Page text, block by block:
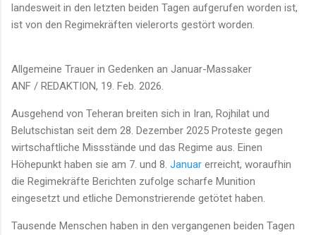
landesweit in den letzten beiden Tagen aufgerufen worden ist,
ist von den Regimekräften vielerorts gestört worden.
Allgemeine Trauer in Gedenken an Januar-Massaker
ANF / REDAKTION, 19. Feb. 2026.
Ausgehend von Teheran breiten sich in Iran, Rojhilat und
Belutschistan seit dem 28. Dezember 2025 Proteste gegen
wirtschaftliche Missstände und das Regime aus. Einen
Höhepunkt haben sie am 7. und 8. Januar erreicht, woraufhin
die Regimekräfte Berichten zufolge scharfe Munition
eingesetzt und etliche Demonstrierende getötet haben.
Tausende Menschen haben in den vergangenen beiden Tagen